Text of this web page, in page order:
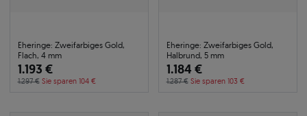
Eheringe: Zweifarbiges Gold,
Flach, 4 mm
1.193 €
1.297 € Sie sparen 104 €
Eheringe: Zweifarbiges Gold,
Halbrund, 5 mm
1.184 €
1.287 € Sie sparen 103 €